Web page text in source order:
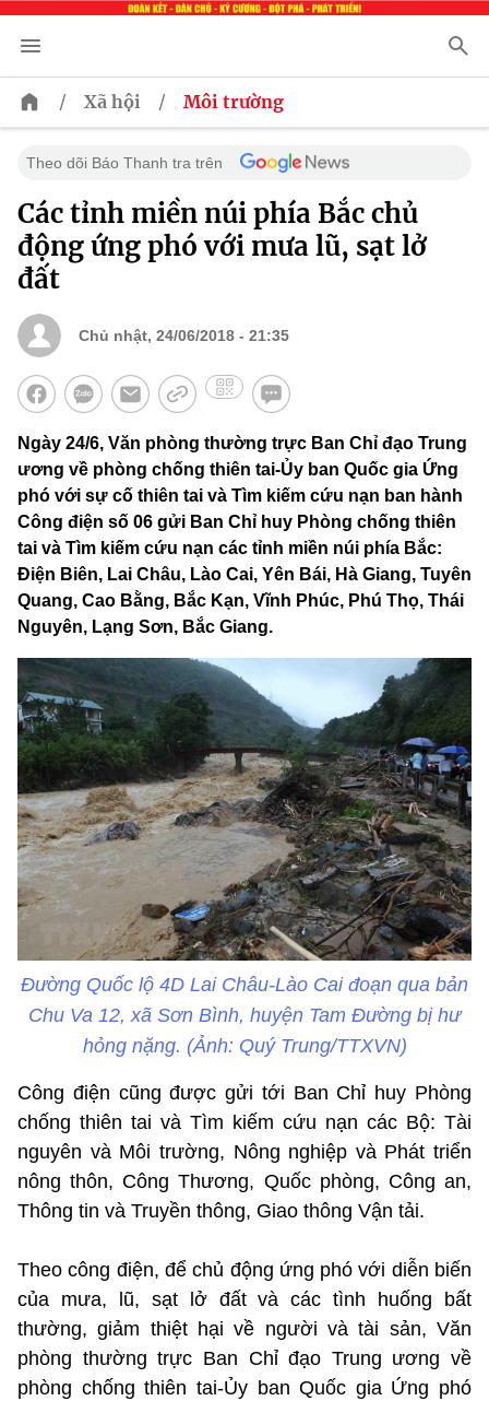
/ Xã hội / Môi trường
Theo dõi Báo Thanh tra trên
Các tỉnh miền núi phía Bắc chủ
động ứng phó với mưa lũ, sạt lở
đất
Chủ nhật, 24/06/2018 - 21:35
Ngày 24/6, Văn phòng thường trực Ban Chỉ đạo Trung
ương về phòng chống thiên tai-Ủy ban Quốc gia Ứng
phó với sự cố thiên tai và Tìm kiếm cứu nạn ban hành
Công điện số 06 gửi Ban Chỉ huy Phòng chống thiên
tai và Tìm kiếm cứu nạn các tỉnh miền núi phía Bắc:
Điện Biên, Lai Châu, Lào Cai, Yên Bái, Hà Giang, Tuyên
Quang, Cao Bằng, Bắc Kạn, Vĩnh Phúc, Phú Thọ, Thái
Nguyên, Lạng Sơn, Bắc Giang.
Đường Quốc lộ 4D Lai Châu-Lào Cai đoạn qua bản
Chu Va 12, xã Sơn Bình, huyện Tam Đường bị hư
hỏng nặng. (Ảnh: Quý Trung/TTXVN)
Công điện cũng được gửi tới Ban Chỉ huy Phòng
chống thiên tai và Tìm kiếm cứu nạn các Bộ: Tài
nguyên và Môi trường, Nông nghiệp và Phát triển
nông thôn, Công Thương, Quốc phòng, Công an,
Thông tin và Truyền thông, Giao thông Vận tải.
Theo công điện, để chủ động ứng phó với diễn biến
của mưa, lũ, sạt lở đất và các tình huống bất
thường, giảm thiệt hại về người và tài sản, Văn
phòng thường trực Ban Chỉ đạo Trung ương về
phòng chống thiên tai-Ủy ban Quốc gia Ứng phó